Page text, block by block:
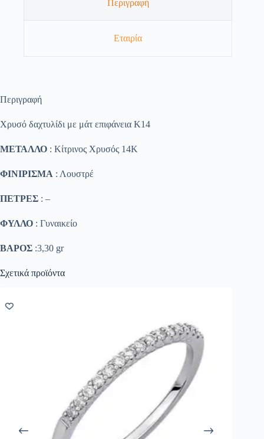
Περιγραφή
Εταιρία
Περιγραφή
Χρυσό δαχτυλίδι με μάτ επιφάνεια Κ14
ΜΕΤΑΛΛΟ : Κίτρινος Χρυσός 14K
ΦΙΝΙΡΙΣΜΑ : Λουστρέ
ΠΕΤΡΕΣ : –
ΦΥΛΛΟ : Γυναικείο
ΒΑΡΟΣ :3,30 gr
Σχετικά προϊόντα